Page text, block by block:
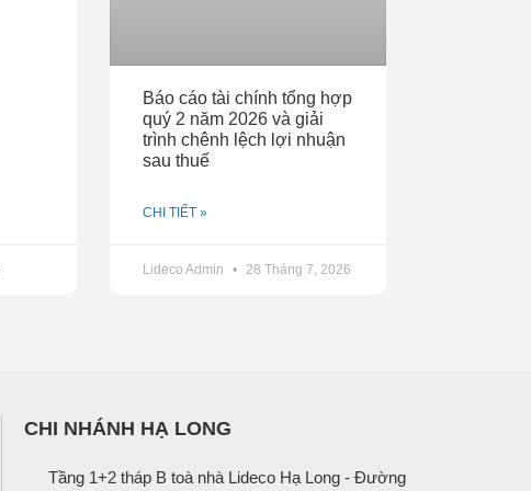
Báo cáo tài chính tổng hợp
quý 2 năm 2026 và giải
trình chênh lệch lợi nhuận
sau thuế
CHI TIẾT »
Lideco Admin 28 Tháng 7, 2026
CHI NHÁNH HẠ LONG
Tầng 1+2 tháp B toà nhà Lideco Hạ Long - Đường